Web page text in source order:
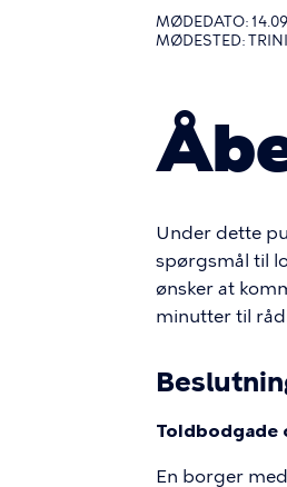
MØDEDATO:
MØDESTED:
Under dette
spørgsmål til
ønsker at
minutter til
Toldbodgade
En borger